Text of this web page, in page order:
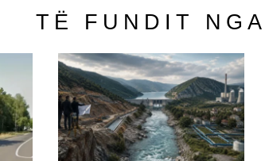
TË FUNDIT NGA